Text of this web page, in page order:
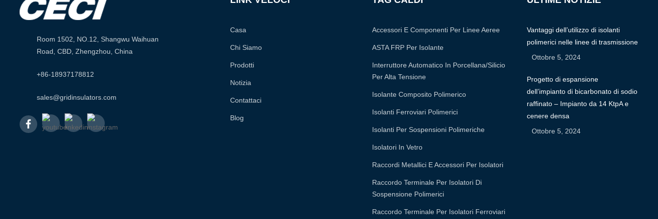
Room 1502, NO.12, Shangwu Waihuan
Road, CBD, Zhengzhou, China
+86-18937178812
sales@gridinsulators.com
Casa
Chi Siamo
Prodotti
Notizia
Contattaci
Blog
Accessori E Componenti Per Linee Aeree
ASTA FRP Per Isolante
Interruttore Automatico In Porcellana/silicio
Per Alta Tensione
Isolante Composito Polimerico
Isolanti Ferroviari Polimerici
Isolanti Per Sospensioni Polimeriche
Isolatori In Vetro
Raccordi Metallici E Accessori Per Isolatori
Raccordo Terminale Per Isolatori Di
Sospensione Polimerici
Raccordo Terminale Per Isolatori Ferroviari
Vantaggi dell’utilizzo di isolanti
polimerici nelle linee di trasmissione
Ottobre 5, 2024
Progetto di espansione
dell’impianto di bicarbonato di sodio
raffinato – Impianto da 14 KtpA e
cenere densa
Ottobre 5, 2024